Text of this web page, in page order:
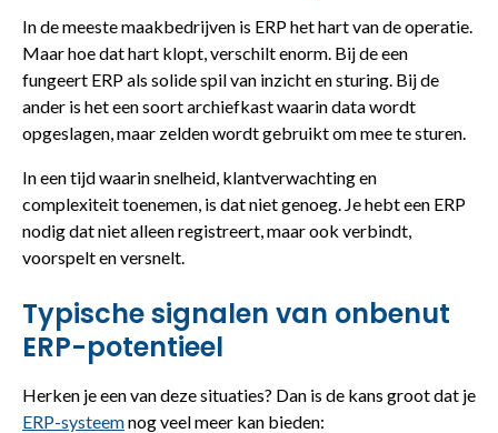
In de meeste maakbedrijven is ERP het hart van de operatie.
Maar hoe dat hart klopt, verschilt enorm. Bij de een
fungeert ERP als solide spil van inzicht en sturing. Bij de
ander is het een soort archiefkast waarin data wordt
opgeslagen, maar zelden wordt gebruikt om mee te sturen.
In een tijd waarin snelheid, klantverwachting en
complexiteit toenemen, is dat niet genoeg. Je hebt een ERP
nodig dat niet alleen registreert, maar ook verbindt,
voorspelt en versnelt.
Typische signalen van onbenut
ERP-potentieel
Herken je een van deze situaties? Dan is de kans groot dat je
ERP-systeemnog veel meer kan bieden: